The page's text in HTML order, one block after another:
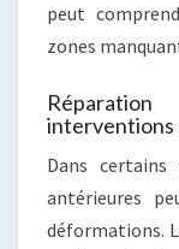
peut
zones
interventions
Dans certains
antérieures
déformations.